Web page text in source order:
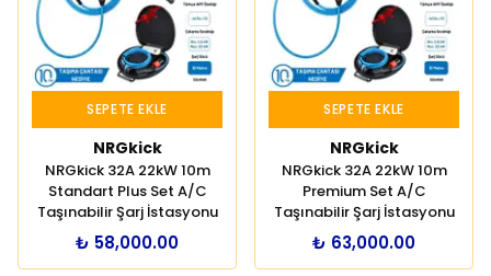
SEPETE EKLE
NRGkick
NRGkick 32A 22kW 10m
Standart Plus Set A/C
Taşınabilir Şarj İstasyonu
₺ 58,000.00
SEPETE EKLE
NRGkick
NRGkick 32A 22kW 10m
Premium Set A/C
Taşınabilir Şarj İstasyonu
₺ 63,000.00